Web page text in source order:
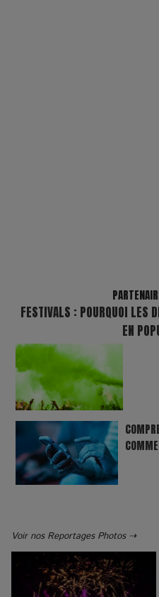
FESTIVALS : POURQUOI LES
EN
Voir nos Reportages Photos ⇢